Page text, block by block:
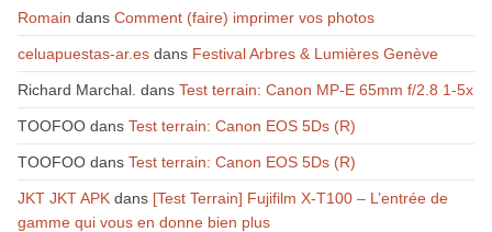
Romain dans Comment (faire) imprimer vos photos
celuapuestas-ar.esdans Festival Arbres & Lumières Genève
Richard Marchal. dans Test terrain: Canon MP-E 65mm f/2.8 1-5x
TOOFOOdans Test terrain: Canon EOS 5Ds (R)
TOOFOOdans Test terrain: Canon EOS 5Ds (R)
JKT JKT APKdans [Test Terrain] Fujifilm X-T100 – L’entrée de
gamme qui vous en donne bien plus